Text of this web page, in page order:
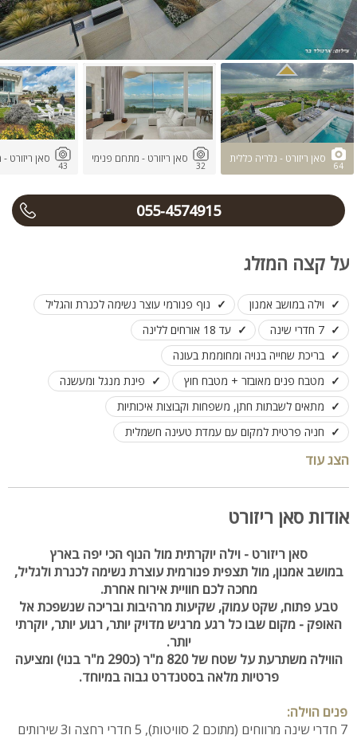
64
סאן ריזורט - גלריה כללית
32
סאן ריזורט - מתחם פנימי
43
סאן ריזורט
055-4574915
על קצה המזלג
וילה במושב אמנון
נוף פנורמי עוצר נשימה לכנרת והגליל
7 חדרי שינה
עד 18 אורחים ללינה
בריכת שחייה בנויה ומחוממת בעונה
מטבח פנים מאובזר + מטבח חוץ
פינת מנגל ומעשנה
מתאים לשבתות חתן, משפחות וקבוצות איכותיות
חניה פרטית למקום עם עמדת טעינה חשמלית
הצג עוד
אודות סאן ריזורט
סאן ריזורט - וילה יוקרתית מול הנוף הכי יפה בארץ
במושב אמנון, מול תצפית פנורמית עוצרת נשימה לכנרת ולגליל,
מחכה לכם חוויית אירוח אחרת.
טבע פתוח, שקט עמוק, שקיעות מרהיבות ובריכה שנשפכת אל
האופק - מקום שבו כל רגע מרגיש מדויק יותר, רגוע יותר, יוקרתי
יותר.
הווילה משתרעת על שטח של 820 מ"ר (כ290 מ"ר בנוי) ומציעה
פרטיות מלאה בסטנדרט גבוה במיוחד.
פנים הוילה:
7 חדרי שינה מרווחים (מתוכם 2 סוויטות), 5 חדרי רחצה ו3 שירותים